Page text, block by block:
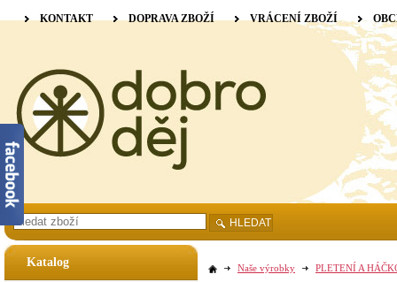
Katalog Naše výrobky PLETENÍ A
KONTAKT DOPRAVA ZBOŽÍ VRÁCENÍ ZBOŽÍ
HLEDAT